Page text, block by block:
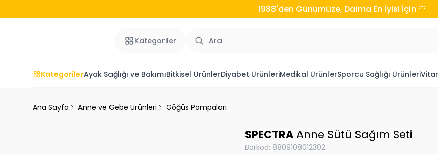
1988'den Günümüze, Daima En İyisi İçin 🤍
Kategoriler
KategorilerAyak Sağlığı ve BakımıBitkisel ÜrünlerDiyabet ÜrünleriMedikal ÜrünlerSporcu Sağlığı Ürünleri
Ana Sayfa Anne ve Gebe Ürünleri Göğüs Pompaları
SPECTRA Anne Sütü Sağım Seti
Barkod: 8809108012302